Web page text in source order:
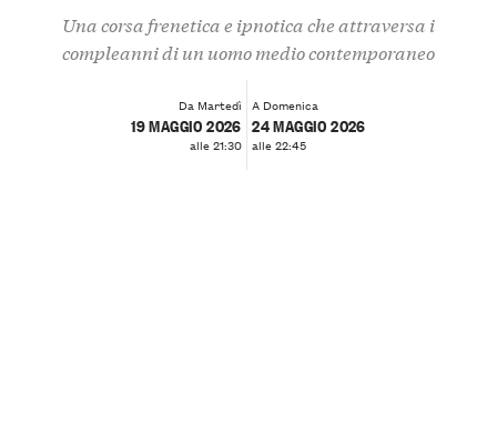
Una corsa frenetica e ipnotica che attraversa i
compleanni di un uomo medio contemporaneo
Da Martedì
19 MAGGIO 2026
alle 21:30
A Domenica
24 MAGGIO 2026
alle 22:45